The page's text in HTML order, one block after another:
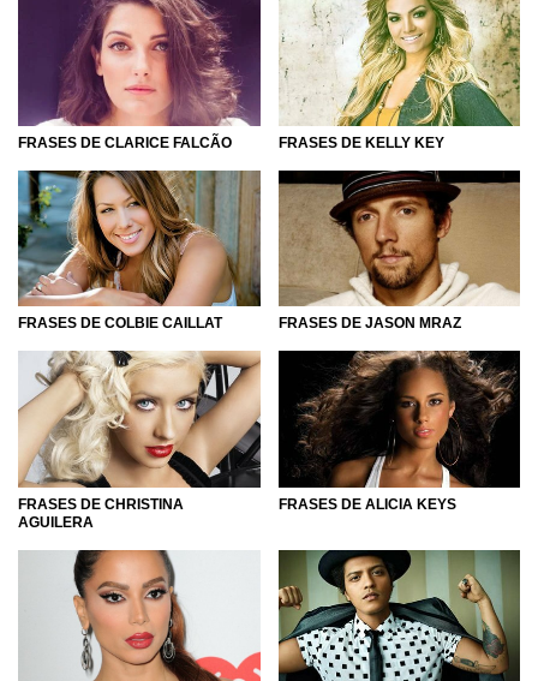
FRASES DE CLARICE FALCÃO FRASES DE KELLY KEY
FRASES DE COLBIE CAILLAT FRASES DE JASON MRAZ
FRASES DE CHRISTINA
AGUILERA
FRASES DE ALICIA KEYS